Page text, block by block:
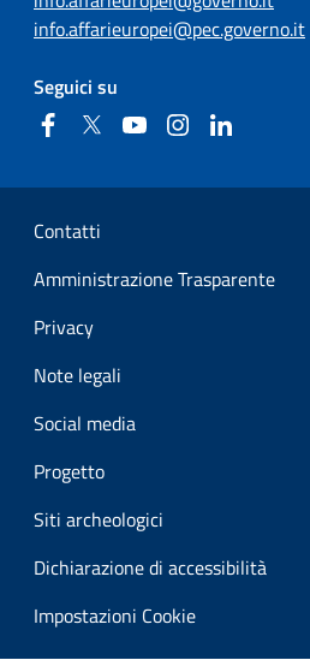
info.affarieuropei@pec.governo.it
Seguici su
FacebookTwitter YouTubeInstagram
Sezione Link Utili
Contatti
Amministrazione Trasparente
Privacy
Note legali
Social media
Progetto
Siti archeologici
Dichiarazione di accessibilità
Impostazioni Cookie